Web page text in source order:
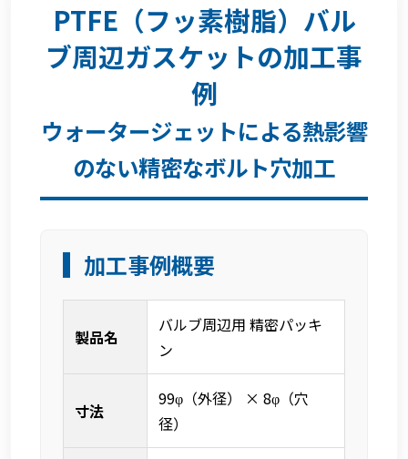
PTFE（フッ素樹脂）バル
ブ周辺ガスケットの加工事
例
ウォータージェットによる熱影響
のない精密なボルト穴加工
加工事例概要
製品名
バルブ周辺用 精密パッキ
ン
寸法
99φ（外径） × 8φ（穴
径）